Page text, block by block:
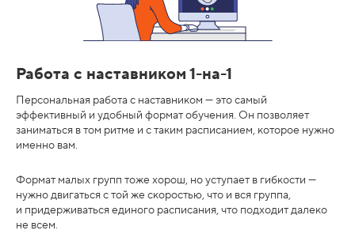
Работа с наставником 1-на-1
Персональная работа с наставником — это самый
эффективный и удобный формат обучения. Он позволяет
заниматься в том ритме и с таким расписанием, которое нужно
именно вам.
Формат малых групп тоже хорош, но уступает в гибкости —
нужно двигаться с той же скоростью, что и вся группа,
и придерживаться единого расписания, что подходит далеко
не всем.